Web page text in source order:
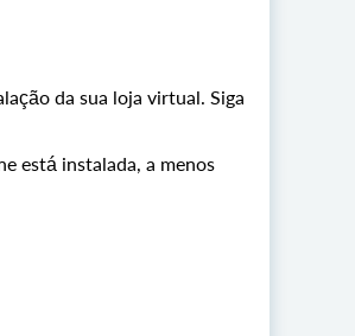
da sua loja virtual. Siga
está instalada, a menos